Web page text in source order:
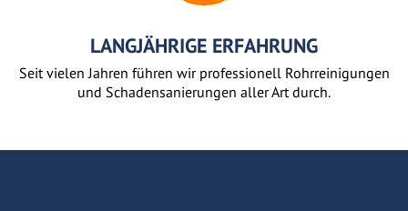
LANGJÄHRIGE ERFAHRUNG
Seit vielen Jahren führen wir professionell Rohrreinigungen
und Schadensanierungen aller Art durch.